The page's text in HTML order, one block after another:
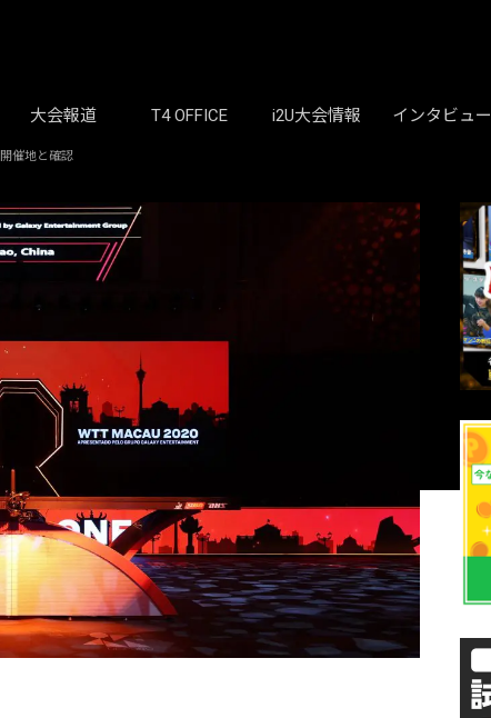
大会報道 T4 OFFICE i2U大会情報 インタビュー
催地と確認